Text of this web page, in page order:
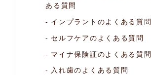
ある質問
インプラントのよくある質問
セルフケアのよくある質問
マイナ保険証のよくある質問
入れ歯のよくある質問